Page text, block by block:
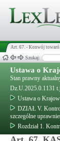
Art. 67. - Konwój
Szukaj:
Ustawa o
Stan prawny
Dz.U.2025.0.1131
Ustawa o
DZIAŁ V.
szczególne
Rozdział 1.